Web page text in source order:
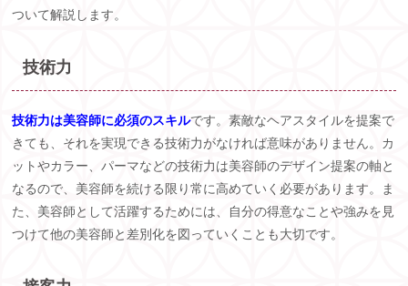
ついて解説します。
技術力
技術力は美容師に必須のスキルです。素敵なヘアスタイルを提案で
きても、それを実現できる技術力がなければ意味がありません。カ
ットやカラー、パーマなどの技術力は美容師のデザイン提案の軸と
なるので、美容師を続ける限り常に高めていく必要があります。ま
た、美容師として活躍するためには、自分の得意なことや強みを見
つけて他の美容師と差別化を図っていくことも大切です。